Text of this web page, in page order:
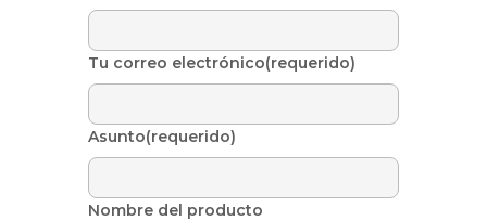
Tu correo electrónico(requerido)
Asunto(requerido)
Nombre del producto